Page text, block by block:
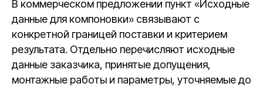
В коммерческом предложении пункт «Исходные
данные для компоновки» связывают с
конкретной границей поставки и критерием
результата. Отдельно перечисляют исходные
данные заказчика, принятые допущения,
монтажные работы и параметры, уточняемые до